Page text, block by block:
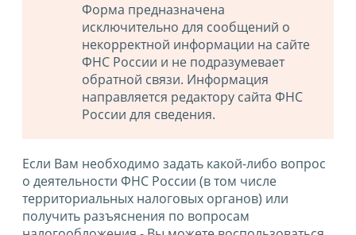
Форма предназначена
исключительно для сообщений о
некорректной информации на сайте
ФНС России и не подразумевает
обратной связи. Информация
направляется редактору сайта ФНС
России для сведения.
Если Вам необходимо задать какой-либо вопрос
о деятельности ФНС России (в том числе
территориальных налоговых органов) или
получить разъяснения по вопросам